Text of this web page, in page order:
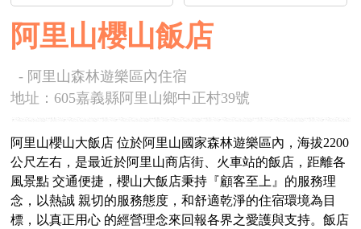
阿里山櫻山飯店
- 阿里山森林遊樂區內住宿
地址：605嘉義縣阿里山鄉中正村39號
阿里山櫻山大飯店 位於阿里山國家森林遊樂區內，海拔2200
公尺左右，是最近於阿里山商店街、火車站的飯店，距離各
風景點 交通便捷，櫻山大飯店秉持『顧客至上』的服務理
念，以熱誠 親切的服務態度，和舒適乾淨的住宿環境為目
標，以真正用心 的經營理念來回報各界之愛護與支持。飯店